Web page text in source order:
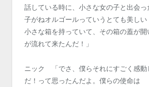
話している時に、小さな女の子と出会
子がねオルゴールっていうとても美しい
小さな箱を持っていて、その箱の蓋が
が流れて来たんだ！」
ニック 「でさ、僕らそれにすごく感動
だ！って思ったんだよ。僕らの使命は